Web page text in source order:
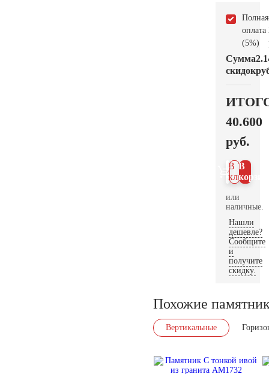
Полная
оплата
(5%)
Сумма
скидок
40.600
руб.
В
В 1
клик
или
наличные.
Нашли
дешевле?
Сообщите
и
получите
скидку.
Похожие
Вертикальные